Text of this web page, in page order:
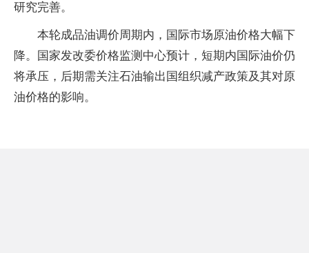
研究完善。
本轮成品油调价周期内，国际市场原油价格大幅下
降。国家发改委价格监测中心预计，短期内国际油价仍
将承压，后期需关注石油输出国组织减产政策及其对原
油价格的影响。